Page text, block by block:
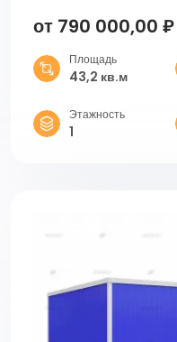
от 790 000,00 ₽
Площадь
43,2 кв.м
Этажность
1